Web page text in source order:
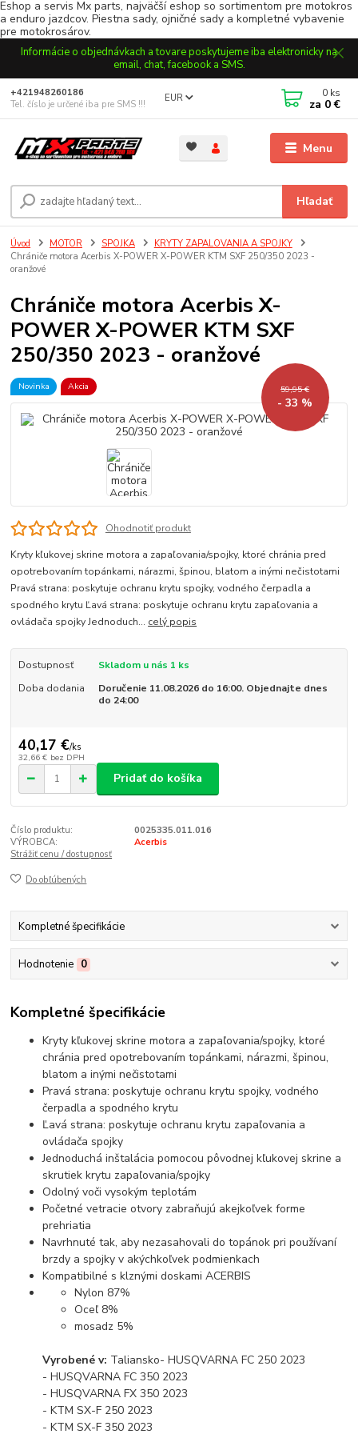
Eshop a servis Mx parts, najväčší eshop so sortimentom pre motokros
a enduro jazdcov. Piestna sady, ojničné sady a kompletné vybavenie
pre motokrosárov.
Informácie o objednávkach a tovare poskytujeme iba elektronicky na
email, chat, facebook a SMS.
Menu
EUR
Hľadať
+421948260186
Tel. číslo je určené iba pre SMS !!!
0 ks
za 0 €
Úvod MOTOR SPOJKA
KRYTY ZAPALOVANIA A SPOJKY
Chrániče motora Acerbis X-POWER X-POWER KTM SXF 250/350 2023 -
oranžové
Chrániče motora Acerbis X-
POWER X-POWER KTM SXF
250/350 2023 - oranžové
Novinka Akcia 59,95 €
- 33 %
Ohodnotiť produkt
Kryty kľukovej skrine motora a zapaľovania/spojky, ktoré chránia pred
opotrebovaním topánkami, nárazmi, špinou, blatom a inými nečistotami
Pravá strana: poskytuje ochranu krytu spojky, vodného čerpadla a
spodného krytu Ľavá strana: poskytuje ochranu krytu zapaľovania a
ovládača spojky Jednoduch... celý popis
Dostupnosť
Skladom u nás 1 ks
Doba dodania
Doručenie 11.08.2026 do 16:00. Objednajte dnes
do 24:00
40,17 €/ks
32,66 € bez DPH
Pridať do košíka
Číslo produktu:
0025335.011.016
VÝROBCA:
Acerbis
Strážiť cenu / dostupnosť
Do obľúbených
Kompletné špecifikácie
Hodnotenie 0
Kompletné špecifikácie
Kryty kľukovej skrine motora a zapaľovania/spojky, ktoré
chránia pred opotrebovaním topánkami, nárazmi, špinou,
blatom a inými nečistotami
Pravá strana: poskytuje ochranu krytu spojky, vodného
čerpadla a spodného krytu
Ľavá strana: poskytuje ochranu krytu zapaľovania a
ovládača spojky
Jednoduchá inštalácia pomocou pôvodnej kľukovej skrine a
skrutiek krytu zapaľovania/spojky
Odolný voči vysokým teplotám
Početné vetracie otvory zabraňujú akejkoľvek forme
prehriatia
Navrhnuté tak, aby nezasahovali do topánok pri používaní
brzdy a spojky v akýchkoľvek podmienkach
Kompatibilné s klznými doskami ACERBIS
Nylon 87%
Oceľ 8%
mosadz 5%
Vyrobené v: Taliansko- HUSQVARNA FC 250 2023
- HUSQVARNA FC 350 2023
- HUSQVARNA FX 350 2023
- KTM SX-F 250 2023
- KTM SX-F 350 2023